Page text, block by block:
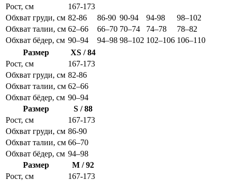
Рост, см
167-173
Обхват груди, см 82-86 86-90 90-94 94-98
98–102
Обхват талии, см 62–66 66–70 70–74 74–78
78–82
Обхват бёдер, см 90–94 94–98 98–102 102–106 106–110
Размер
XS / 84
Рост, см
167-173
Обхват груди, см 82-86
Обхват талии, см 62–66
Обхват бёдер, см 90–94
Размер
S / 88
Рост, см
167-173
Обхват груди, см 86-90
Обхват талии, см 66–70
Обхват бёдер, см 94–98
Размер
M / 92
Рост, см
167-173